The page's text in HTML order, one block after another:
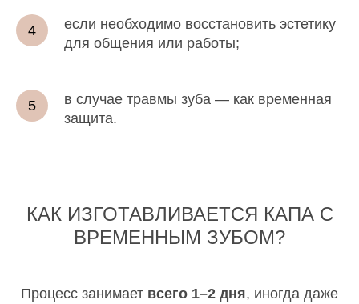
если необходимо восстановить эстетику
для общения или работы;
в случае травмы зуба — как временная
защита.
КАК ИЗГОТАВЛИВАЕТСЯ КАПА С
ВРЕМЕННЫМ ЗУБОМ?
Процесс занимает всего 1–2 дня, иногда даже